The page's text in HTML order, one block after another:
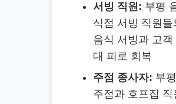
서빙 직원: 부평
식점 서빙 직원들
음식 서빙과 고객
대 피로 회복
주점 종사자: 부평
주점과 호프집 직